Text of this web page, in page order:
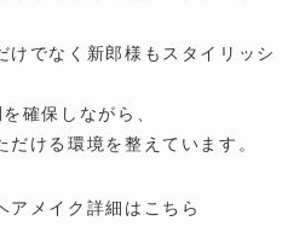
けでなく新郎様もスタイリッシ
確保しながら、
ける環境を整えています。
アメイク詳細はこちら